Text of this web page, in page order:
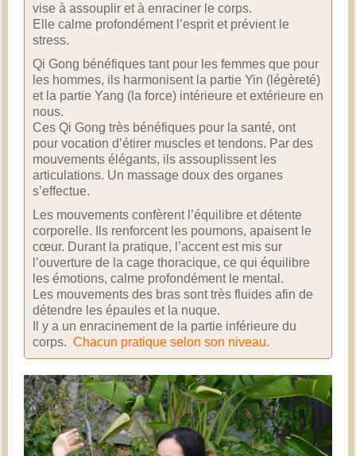
vise à assouplir et à enraciner le corps.
Elle calme profondément l’esprit et prévient le
stress.
Qi Gong bénéfiques tant pour les femmes que pour
les hommes, ils harmonisent la partie Yin (légèreté)
et la partie Yang (la force) intérieure et extérieure en
nous.
Ces Qi Gong très bénéfiques pour la santé, ont
pour vocation d’étirer muscles et tendons. Par des
mouvements élégants, ils assouplissent les
articulations. Un massage doux des organes
s’effectue.
Les mouvements confèrent l’équilibre et détente
corporelle. Ils renforcent les poumons, apaisent le
cœur. Durant la pratique, l’accent est mis sur
l’ouverture de la cage thoracique, ce qui équilibre
les émotions, calme profondément le mental.
Les mouvements des bras sont très fluides afin de
détendre les épaules et la nuque.
Il y a un enracinement de la partie inférieure du
corps. Chacun pratique selon son niveau.